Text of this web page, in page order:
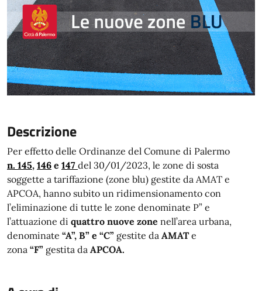
Descrizione
Per effetto delle Ordinanze del Comune di Palermo
n. 145, 146 e 147 del 30/01/2023, le zone di sosta
soggette a tariffazione (zone blu) gestite da AMAT e
APCOA, hanno subito un ridimensionamento con
l’eliminazione di tutte le zone denominate P” e
l’attuazione di quattro nuove zone nell’area urbana,
denominate “A”, B” e “C” gestite da AMAT e
zona “F” gestita da APCOA.